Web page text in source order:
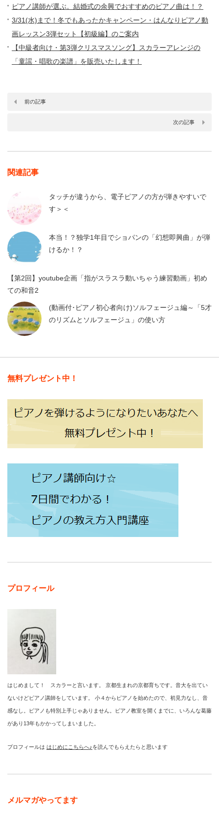
ピアノ講師が選ぶ。結婚式の余興でおすすめのピアノ曲は！？
3/31(水)まで！冬でもあったかキャンペーン・はんなりピアノ動
画レッスン3弾セット【初級編】のご案内
【中級者向け・第3弾クリスマスソング】スカラーアレンジの
「童謡・唱歌の楽譜」を販売いたします！
前の記事
次の記事
関連記事
タッチが違うから、電子ピアノの方が弾きやすいで
す＞＜
本当！？独学1年目でショパンの「幻想即興曲」が弾
けるか！？
【第2回】youtube企画「指がスラスラ動いちゃう練習動画」初め
ての和音2
(動画付･ピアノ初心者向け)ソルフェージュ編～「5才
のリズムとソルフェージュ」の使い方
無料プレゼント中！
プロフィール
はじめまして！ スカラーと言います。 京都生まれの京都育ちです。音大を出てい
ないけどピアノ講師をしています。 小４からピアノを始めたので、初見力なし、音
感なし。ピアノも特別上手じゃありません。ピアノ教室を開くまでに、いろんな葛藤
があり13年もかかってしまいました。
プロフィールは はじめにこちらへ♪を読んでもらえたらと思います
メルマガやってます